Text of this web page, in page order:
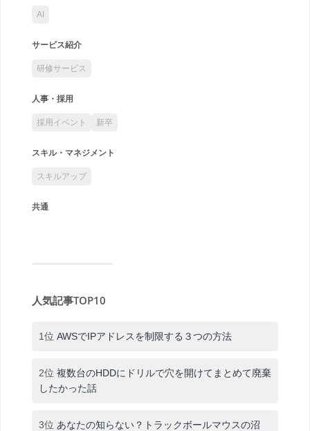
AI
サービス紹介
研修サービス
人事・採用
採用イベント 新卒
スキル・マネジメント
スキルアップ
共通
人気記事TOP10
1位 AWSでIPアドレスを制限する３つの方法
2位 複数台のHDDにドリルで穴を開けてまとめて廃棄
したかった話
3位 あなたの知らない？トラックボールマウスの沼